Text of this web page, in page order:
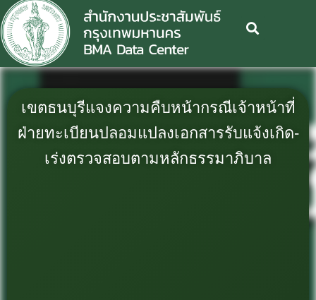
เขตธนบุรีแจงความคืบหน้ากรณีเจ้าหน้าที่
ฝ่ายทะเบียนปลอมแปลงเอกสารรับแจ้งเกิด-
เร่งตรวจสอบตามหลักธรรมาภิบาล